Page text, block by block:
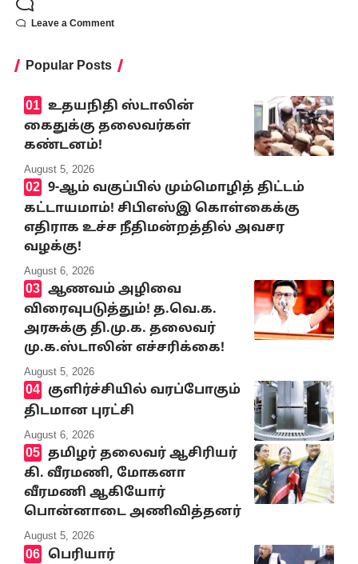
Leave a Comment
Popular Posts
உதயநிதி ஸ்டாலின்
கைதுக்கு தலைவர்கள்
கண்டனம்!
August 5, 2026
9-ஆம் வகுப்பில் மும்மொழித் திட்டம்
கட்டாயமாம்! சிபிஎஸ்இ கொள்கைக்கு
எதிராக உச்ச நீதிமன்றத்தில் அவசர
வழக்கு!
August 6, 2026
ஆணவம் அழிவை
விரைவுபடுத்தும்! த.வெ.க.
அரசுக்கு தி.மு.க. தலைவர்
மு.க.ஸ்டாலின் எச்சரிக்கை!
August 5, 2026
குளிர்ச்சியில் வரப்போகும்
திடமான புரட்சி
August 6, 2026
தமிழர் தலைவர் ஆசிரியர்
கி. வீரமணி, மோகனா
வீரமணி ஆகியோர்
பொன்னாடை அணிவித்தனர்
August 5, 2026
பெரியார்